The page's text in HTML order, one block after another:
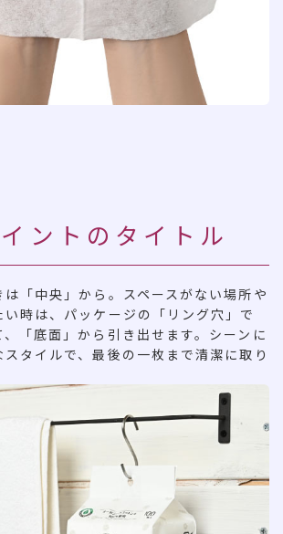
ントのタイトル
「中央」から。スペースがない場所や
時は、パッケージの「リング穴」で
「底面」から引き出せます。シーンに
タイルで、最後の一枚まで清潔に取り